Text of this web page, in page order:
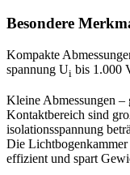
Besondere
Kompakte
spannung Ui bis 1.000
Kleine Abmessungen
Kontaktbereich sind
isolations­spannung
Die Lichtbogen­kammer
effizient und spart